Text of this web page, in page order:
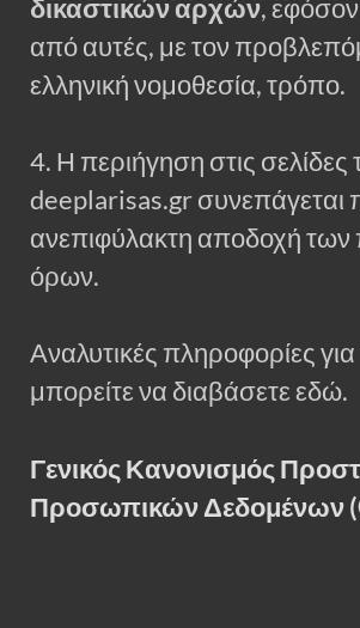
δικαστικών αρχών,
από αυτές, με τον
ελληνική νομοθεσία, τρόπο.
4. Η περιήγηση στις σελίδες
deeplarisas.gr συνεπάγεται
ανεπιφύλακτη αποδοχή
όρων.
Αναλυτικές πληροφορίες
μπορείτε να διαβάσετε εδώ.
Γενικός Κανονισμός
Προσωπικών Δεδομένων